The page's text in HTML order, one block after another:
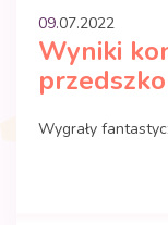
09.07.2022
Wyniki
Wygrały